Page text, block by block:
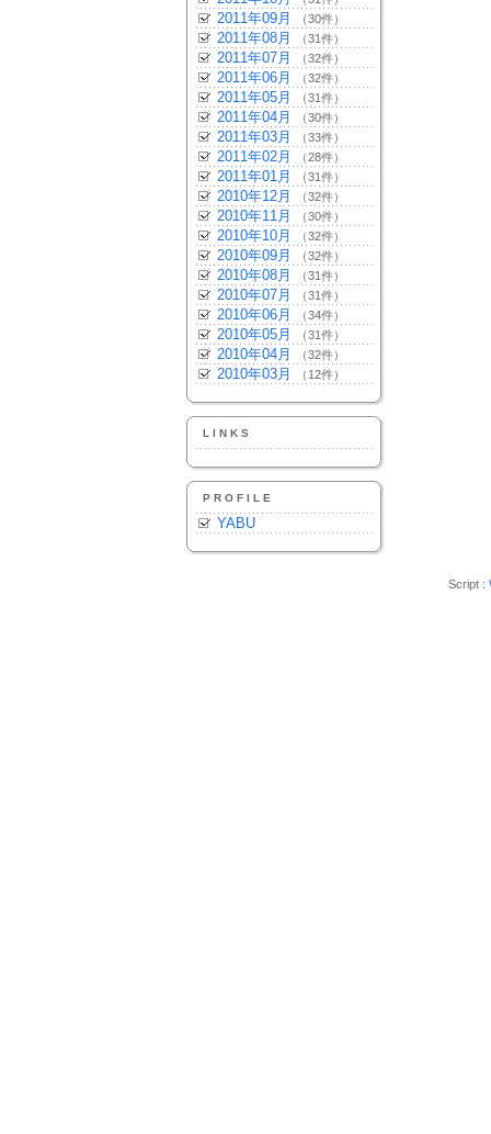
2011年09月 （30件）
2011年08月 （31件）
2011年07月 （32件）
2011年06月 （32件）
2011年05月 （31件）
2011年04月 （30件）
2011年03月 （33件）
2011年02月 （28件）
2011年01月 （31件）
2010年12月 （32件）
2010年11月 （30件）
2010年10月 （32件）
2010年09月 （32件）
2010年08月 （31件）
2010年07月 （31件）
2010年06月 （34件）
2010年05月 （31件）
2010年04月 （32件）
2010年03月 （12件）
LINKS
PROFILE
YABU
Script :